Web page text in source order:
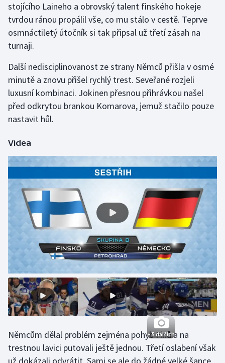
Judo
Krasobruslení
Lyže a snowboard
Moderní pětiboj
Parasport
Plavání
Plážový volejbal
Ragby
Rychlobruslení
Rychlostní kanoistika
Sportovní střelba
stojícího Laineho a obrovský talent finského hokeje
tvrdou ránou propálil vše, co mu stálo v cestě. Teprve
osmnáctiletý útočník si tak připsal už třetí zásah na
turnaji.
Další nedisciplinovanost ze strany Němců přišla v osmé
minutě a znovu přišel rychlý trest. Seveřané rozjeli
luxusní kombinaci. Jokinen přesnou přihrávkou našel
před odkrytou brankou Komarova, jemuž stačilo pouze
nastavit hůl.
Videa
+ 5 dalších
Němcům dělal problém zejména pohyb Finů a na
trestnou lavici putovali ještě jednou. Třetí oslabení však
už dokázali odvrátit. Sami se ale do žádné velké šance,